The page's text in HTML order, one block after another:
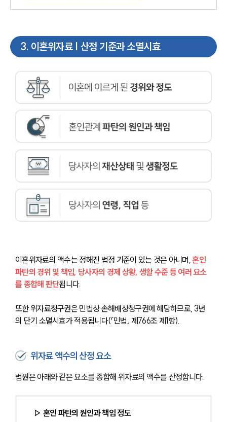
3. 이혼위자료 | 산정 기준과 소멸시효
이혼위자료의 액수는 정해진 법정 기준이 있는 것은 아니며, 혼인
파탄의 경위 및 책임, 당사자의 경제 상황, 생활 수준 등 여러 요소
를 종합해 판단됩니다.
또한 위자료청구권은 민법상 손해배상청구권에 해당하므로, 3년
의 단기 소멸시효가 적용됩니다(「민법」 제766조 제1항).
위자료 액수의 산정 요소
법원은 아래와 같은 요소를 종합해 위자료의 액수를 산정합니다.
▷ 혼인 파탄의 원인과 책임 정도